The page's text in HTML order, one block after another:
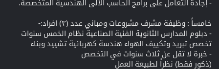
- إجادة التعامل على برامج الحاسب الآلى الهندسية المتخصصة.
خامساً : وظيفة مشرف مشروعات ومباني عدد (۳) افراد:-
- دبلوم المدارس الثانوية الفنية الصناعية نظام الخمس سنوات
تخصص تبريد وتكييف الهواء هندسة كهربائية تشييد وبناء
- خبرة لا تقل عن ثلاث سنوات في التخصص
(ذكور فقط) نظراً لطبيعة العمل